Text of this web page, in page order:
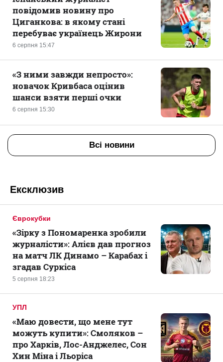
6 серпня 15:47
повідомив новину про
Циганкова: в якому стані
перебуває українець Жирони
6 серпня 15:30
«З ними завжди непросто»:
новачок Кривбаса оцінив
шанси взяти перші очки
Всі новини
Ексклюзив
Єврокубки
5 серпня 18:23
«Зірку з Пономаренка зробили
журналісти»: Алієв дав прогноз
на матч ЛК Динамо – Карабах і
згадав Суркіса
УПЛ
«Маю довести, що мене тут
можуть купити»: Смоляков –
про Харків, Лос-Анджелес, Сон
Хин Міна і Льоріса